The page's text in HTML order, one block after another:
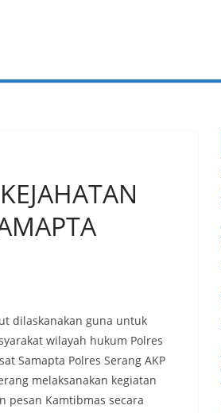
dilaskanakan guna untuk
wilayah hukum Polres
Samapta Polres Serang AKP
melaksanakan kegiatan
pesan Kamtibmas secara